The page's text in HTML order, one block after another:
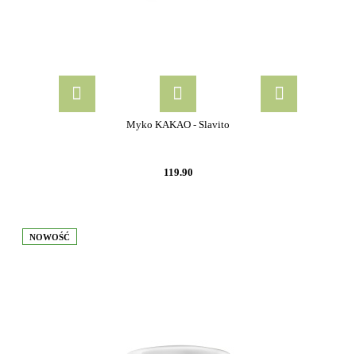
Myko KAKAO - Slavito
119.90
NOWOŚĆ